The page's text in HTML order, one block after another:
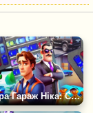
Гра Гараж Ніка: Сортуй Машини